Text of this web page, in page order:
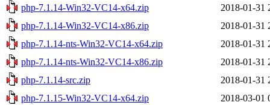
php-7.1.14-Win32-VC14-x64.zip
2018-01-31
php-7.1.14-Win32-VC14-x86.zip
2018-01-31
php-7.1.14-nts-Win32-VC14-x64.zip
2018-01-31
php-7.1.14-nts-Win32-VC14-x86.zip
2018-01-31
php-7.1.14-src.zip
2018-01-31
php-7.1.15-Win32-VC14-x64.zip
2018-03-01